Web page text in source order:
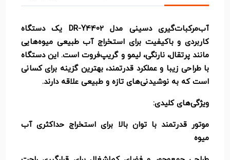
آب‌مرکبات‌گیری دسینی مدل DR-Y4402 یک دستگاه
کاربردی و باکیفیت برای استخراج آب طبیعی میوه‌هایی
مانند پرتقال، نارنگی، لیمو و گریپ‌فروت است. این دستگاه
با طراحی زیبا و عملکرد قدرتمند، بهترین گزینه برای کسانی
است که به نوشیدنی‌های تازه و طبیعی علاقه دارند.
ویژگی‌های کلیدی:
موتور قدرتمند با توان بالا برای استخراج حداکثری آب
میوه